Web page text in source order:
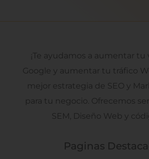
¡Te ayudamos a aumentar
Google y aumentar tu tráfico
mejor estrategia de SEO y
para tu negocio. Ofrecemos
SEM, Diseño Web y
Paginas